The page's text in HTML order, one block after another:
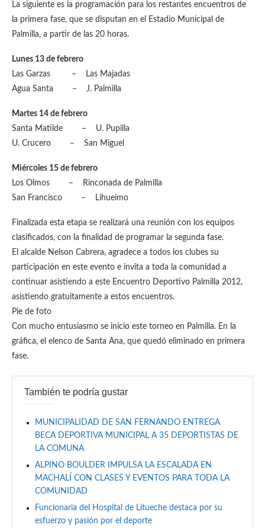
La siguiente es la programación para los restantes encuentros de
la primera fase, que se disputan en el Estadio Municipal de
Palmilla, a partir de las 20 horas.
Lunes 13 de febrero
Las Garzas – Las Majadas
Agua Santa – J. Palmilla
Martes 14 de febrero
Santa Matilde – U. Pupilla
U. Crucero – San Miguel
Miércoles 15 de febrero
Los Olmos – Rinconada de Palmilla
San Francisco – Lihueimo
Finalizada esta etapa se realizará una reunión con los equipos
clasificados, con la finalidad de programar la segunda fase.
El alcalde Nelson Cabrera, agradece a todos los clubes su
participación en este evento e invita a toda la comunidad a
continuar asistiendo a este Encuentro Deportivo Palmilla 2012,
asistiendo gratuitamente a estos encuentros.
Pie de foto
Con mucho entusiasmo se inicio este torneo en Palmilla. En la
gráfica, el elenco de Santa Ana, que quedó eliminado en primera
fase.
También te podría gustar
MUNICIPALIDAD DE SAN FERNANDO ENTREGA
BECA DEPORTIVA MUNICIPAL A 35 DEPORTISTAS DE
LA COMUNA
ALPINO BOULDER IMPULSA LA ESCALADA EN
MACHALÍ CON CLASES Y EVENTOS PARA TODA LA
COMUNIDAD
Funcionaria del Hospital de Litueche destaca por su
esfuerzo y pasión por el deporte